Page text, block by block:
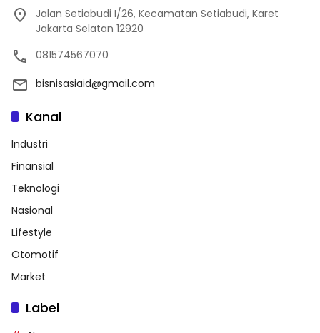
Jalan Setiabudi I/26, Kecamatan Setiabudi, Karet
Jakarta Selatan 12920
081574567070
bisnisasiaid@gmail.com
Kanal
Industri
Finansial
Teknologi
Nasional
Lifestyle
Otomotif
Market
Label